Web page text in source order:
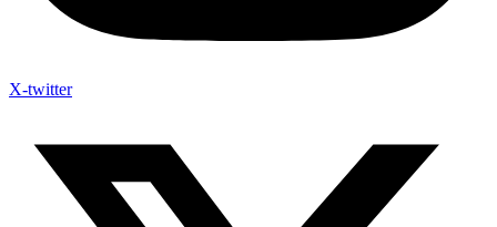
X-twitter